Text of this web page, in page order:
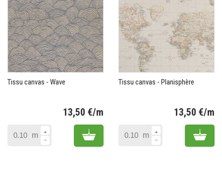
Tissu canvas - Wave
13,50 €/m
m Add to cart
Tissu canvas - Planisphère
13,50 €/m
m Add